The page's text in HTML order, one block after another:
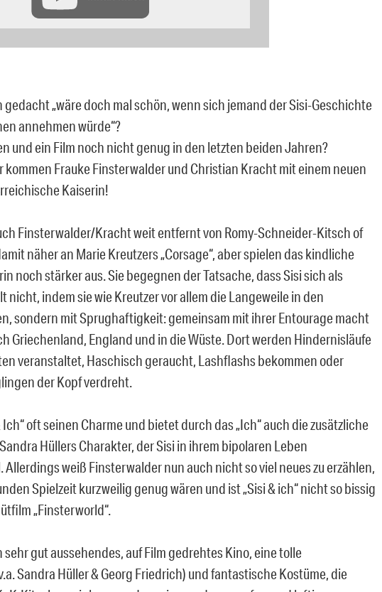
gedacht „wäre doch mal schön, wenn sich jemand der Sisi-Geschichte
annehmen würde“?
und ein Film noch nicht genug in den letzten beiden Jahren?
kommen Frauke Finsterwalder und Christian Kracht mit einem neuen
Kaiserin!
Finsterwalder/Kracht weit entfernt von Romy-Schneider-Kitsch of
näher an Marie Kreutzers „Corsage“, aber spielen das kindliche
noch stärker aus. Sie begegnen der Tatsache, dass Sisi sich als
nicht, indem sie wie Kreutzer vor allem die Langeweile in den
sondern mit Sprughaftigkeit: gemeinsam mit ihrer Entourage macht
Griechenland, England und in die Wüste. Dort werden Hindernisläufe
veranstaltet, Haschisch geraucht, Lashflashs bekommen oder
der Kopf verdreht.
Ich“ oft seinen Charme und bietet durch das „Ich“ auch die zusätzliche
Hüllers Charakter, der Sisi in ihrem bipolaren Leben
weiß Finsterwalder nun auch nicht so viel neues zu erzählen,
Spielzeit kurzweilig genug wären und ist „Sisi & ich“ nicht so bissig
„Finsterworld“.
gut aussehendes, auf Film gedrehtes Kino, eine tolle
Sandra Hüller & Georg Friedrich) und fantastische Kostüme, die